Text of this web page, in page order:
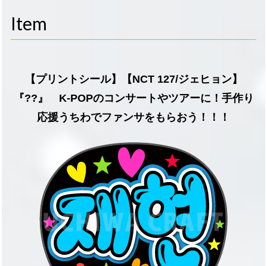
Item
【プリントシール】【NCT 127/ジェヒョン】
『??』 K-POPのコンサートやツアーに！手作り
応援うちわでファンサをもらおう！！！